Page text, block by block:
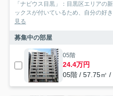
「ナビウス目黒」：目黒区エリアの
ックスが付いているため、自分の好
見る
募集中の部屋
05階
24.4万円
05階 / 57.75㎡ /